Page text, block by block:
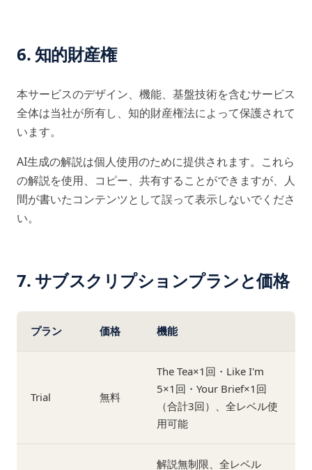
6. 知的財産権
本サービスのデザイン、機能、基盤技術を含むサービス
全体は当社が所有し、知的財産権法によって保護されて
います。
AI生成の解説は個人使用のために提供されます。これら
の解説を使用、コピー、共有することができますが、人
間が書いたコンテンツとして誤って表示しないでくださ
い。
7. サブスクリプションプランと価格
プラン 価格 機能
Trial 無料
The Tea×1回・Like I'm
5×1回・Your Brief×1回
（合計3回）、全レベル使
用可能
解説無制限、全レベル